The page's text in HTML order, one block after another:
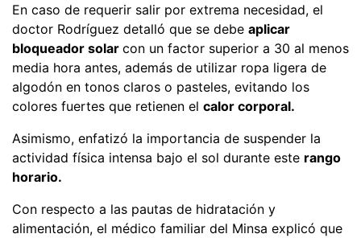
En caso de requerir salir por extrema necesidad, el
doctor Rodríguez detalló que se debe aplicar
bloqueador solar con un factor superior a 30 al menos
media hora antes, además de utilizar ropa ligera de
algodón en tonos claros o pasteles, evitando los
colores fuertes que retienen el calor corporal.
Asimismo, enfatizó la importancia de suspender la
actividad física intensa bajo el sol durante este rango
horario.
Con respecto a las pautas de hidratación y
alimentación, el médico familiar del Minsa explicó que